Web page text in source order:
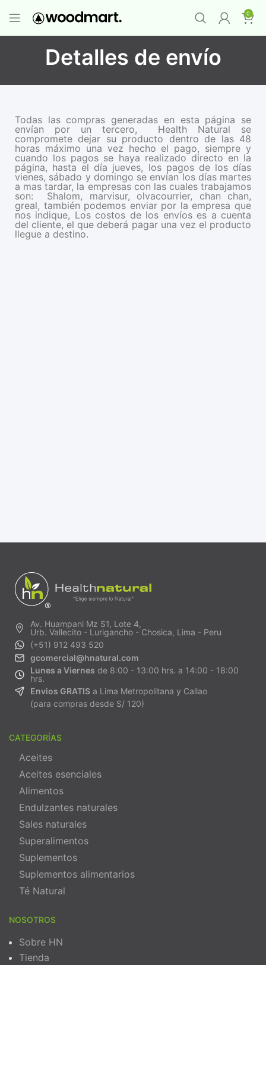
0
Detalles de envío
Todas las compras generadas en esta página se
envían por un tercero, Health Natural se
compromete dejar su producto dentro de las 48
horas máximo una vez hecho el pago, siempre y
cuando los pagos se haya realizado directo en la
página, hasta el día jueves, los pagos de los días
vienes, sábado y domingo se envían los días martes
a mas tardar, la empresas con las cuales trabajamos
son: Shalom, marvisur, olvacourrier, chan chan,
greal, también podemos enviar por la empresa que
nos indique, Los costos de los envíos es a cuenta
del cliente, el que deberá pagar una vez el producto
llegue a destino.
Av. Huampani Mz S1, Lote 4,
Urb. Vallecito - Lurigancho - Chosica, Lima - Peru
(+51) 912 493 520
gcomercial@hnatural.com
Lunes a Viernes de 8:00 - 13:00 hrs. a 14:00 - 18:00
hrs.
Envios GRATIS a Lima Metropolitana y Callao
(para compras desde S/ 120)
CATEGORÍAS
Aceites
Aceites esenciales
Alimentos
Endulzantes naturales
Sales naturales
Superalimentos
Suplementos
Suplementos alimentarios
Té Natural
NOSOTROS
Sobre HN
Tienda
Premium-Compra 12 unidades y llévate 1
GRATIS ¡LO QUIERO YA